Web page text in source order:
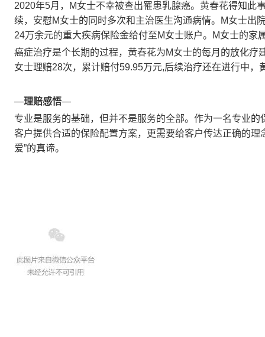
2020年5月，M女士不幸被查出罹患乳腺癌。黄春花得知此
续，安慰M女士的同时多次和主治医生沟通病情。M女士出
24万余元的重大疾病保险金给付至M女士账户。M女士的
癌症治疗是个长期的过程，黄春花为M女士的每月的放化
女士理赔28次，累计赔付59.95万元,后续治疗还在进行中，
—理赔感悟—
专业是服务的基础，但并不是服务的全部。作为一名专业
客户提供合适的保险配置方案，更需要给客户传达正确的
爱”的真谛。